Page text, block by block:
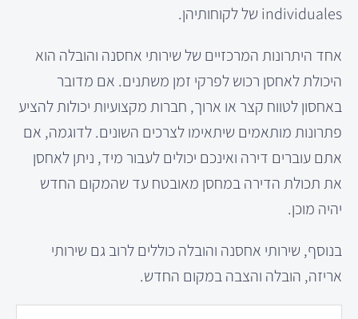
individuales של לקוחותיהן.
אחד היתרונות המרכזיים של שירותי אחסנה והובלה הוא
היכולת לאחסן רכוש לפרקי זמן משתנים. אם מדובר
באחסון לטווח קצר או ארוך, חברות מקצועיות יכולות להציע
פתרונות מותאמים שיתאימו לצרכים השונים. לדוגמה, אם
אתם עוברים דירה ואינכם יכולים לעבור מיד, ניתן לאחסן
את תכולת הדירה במחסן מאובטח עד שהמקום החדש
יהיה מוכן.
בנוסף, שירותי אחסנה והובלה כוללים לרוב גם שירותי
אריזה, הובלה והצבה במקום החדש.